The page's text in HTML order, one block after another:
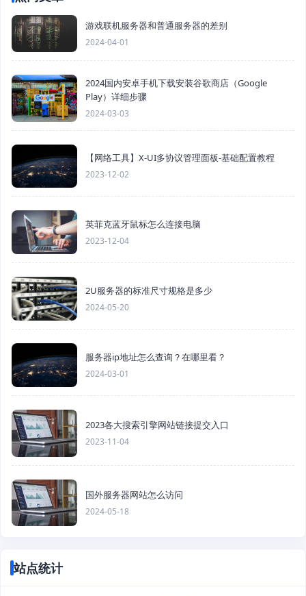
游戏联机服务器和普通服务器的差别
2024-04-01
2024国内安卓手机下载安装谷歌商店（Google
Play）详细步骤
2024-03-03
【网络工具】X-UI多协议管理面板-基础配置教程
2023-12-02
英菲克蓝牙鼠标怎么连接电脑
2023-12-04
2U服务器的标准尺寸规格是多少
2024-05-20
服务器ip地址怎么查询？在哪里看？
2024-03-01
2023各大搜索引擎网站链接提交入口
2023-11-04
国外服务器网站怎么访问
2024-05-18
站点统计